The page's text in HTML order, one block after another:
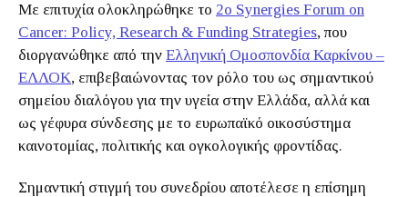
Με επιτυχία ολοκληρώθηκε το 2ο Synergies Forum on
Cancer: Policy, Research & Funding Strategies, που
διοργανώθηκε από την Ελληνική Ομοσπονδία Καρκίνου –
ΕΛΛΟΚ, επιβεβαιώνοντας τον ρόλο του ως σημαντικού
σημείου διαλόγου για την υγεία στην Ελλάδα, αλλά και
ως γέφυρα σύνδεσης με το ευρωπαϊκό οικοσύστημα
καινοτομίας, πολιτικής και ογκολογικής φροντίδας.
Σημαντική στιγμή του συνεδρίου αποτέλεσε η επίσημη